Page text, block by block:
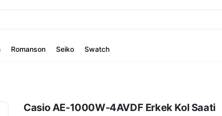
Romanson Seiko Swatch
Casio AE-1000W-4AVDF Erkek Kol Saati